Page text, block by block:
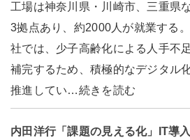
工場は神奈川県・川崎市、三重県
3拠点あり、約2000人が就業する
社では、少子高齢化による人手不
補完するため、積極的なデジタル
推進してい…続きを読む
内田洋行「課題の見える化」IT導